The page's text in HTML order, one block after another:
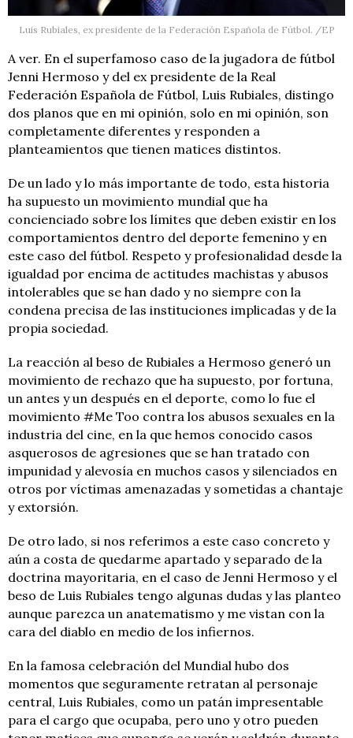
Luis Rubiales, ex presidente de la Federación Española de Fútbol. /EP
A ver. En el superfamoso caso de la jugadora de fútbol
Jenni Hermoso y del ex presidente de la Real
Federación Española de Fútbol, Luis Rubiales, distingo
dos planos que en mi opinión, solo en mi opinión, son
completamente diferentes y responden a
planteamientos que tienen matices distintos.
De un lado y lo más importante de todo, esta historia
ha supuesto un movimiento mundial que ha
concienciado sobre los límites que deben existir en los
comportamientos dentro del deporte femenino y en
este caso del fútbol. Respeto y profesionalidad desde la
igualdad por encima de actitudes machistas y abusos
intolerables que se han dado y no siempre con la
condena precisa de las instituciones implicadas y de la
propia sociedad.
La reacción al beso de Rubiales a Hermoso generó un
movimiento de rechazo que ha supuesto, por fortuna,
un antes y un después en el deporte, como lo fue el
movimiento #Me Too contra los abusos sexuales en la
industria del cine, en la que hemos conocido casos
asquerosos de agresiones que se han tratado con
impunidad y alevosía en muchos casos y silenciados en
otros por víctimas amenazadas y sometidas a chantaje
y extorsión.
De otro lado, si nos referimos a este caso concreto y
aún a costa de quedarme apartado y separado de la
doctrina mayoritaria, en el caso de Jenni Hermoso y el
beso de Luis Rubiales tengo algunas dudas y las planteo
aunque parezca un anatematismo y me vistan con la
cara del diablo en medio de los infiernos.
En la famosa celebración del Mundial hubo dos
momentos que seguramente retratan al personaje
central, Luis Rubiales, como un patán impresentable
para el cargo que ocupaba, pero uno y otro pueden